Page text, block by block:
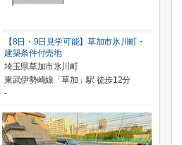
【8日・9日見学可能】草加市氷川町・
建築条件付売地
埼玉県草加市氷川町
東武伊勢崎線「草加」駅 徒歩12分
-